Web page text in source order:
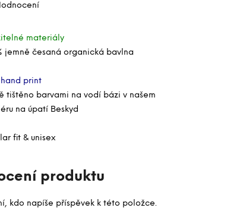
materiály
jemně česaná organická bavlna
print
tištěno barvami na vodí bázi v našem
na úpatí Beskyd
fit & unisex
produktu
kdo napíše příspěvek k této položce.